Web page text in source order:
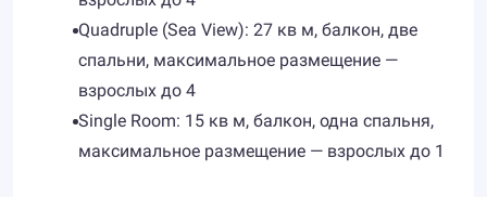
Quadruple (Sea View): 27 кв м, балкон, две
спальни, максимальное размещение —
взрослых до 4
Single Room: 15 кв м, балкон, одна спальня,
максимальное размещение — взрослых до 1